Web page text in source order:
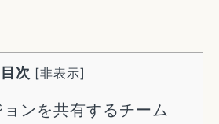
目次 [非表示]
ンを共有するチーム